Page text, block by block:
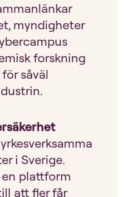
myndigheter
forskning
såväl
i Sverige.
en plattform
att fler får